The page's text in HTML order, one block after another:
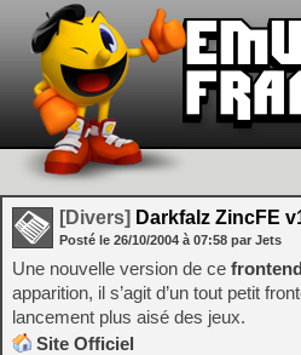
[Divers] Darkfalz ZincFE
Posté le 26/10/2004 à 07:58 par Jets
Une nouvelle version de ce frontend
apparition, il s’agit d’un tout petit
lancement plus aisé des jeux.
Site Officiel